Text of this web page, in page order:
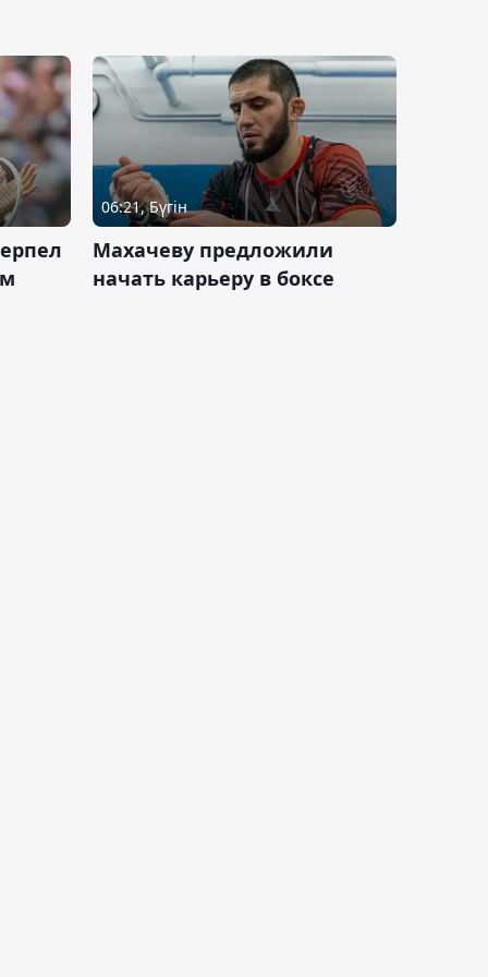
06:21, Бүгін
Махачеву предложили
начать карьеру в боксе